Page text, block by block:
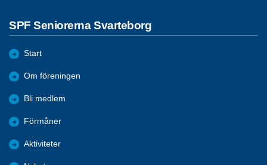
SPF Seniorerna Svarteborg
Start
Om föreningen
Bli medlem
Förmåner
Aktiviteter